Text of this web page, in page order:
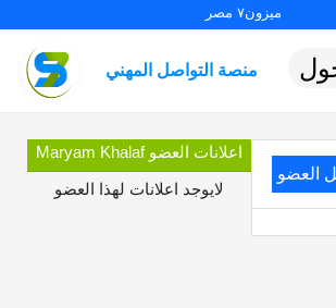
ميزون٧ مصر
منصة التواصل المهني
العضو
اعلانات العضو Maryam Khalaf
لايوجد اعلانات لهذا العضو